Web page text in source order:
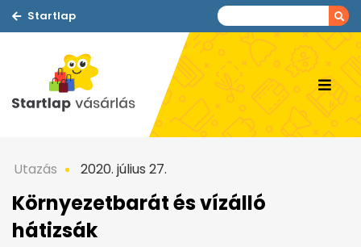
Startlap
Utazás 2020. július 27.
Környezetbarát és vízálló
hátizsák